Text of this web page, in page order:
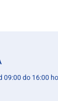
09:00 do 16:00